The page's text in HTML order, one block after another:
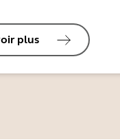
plus